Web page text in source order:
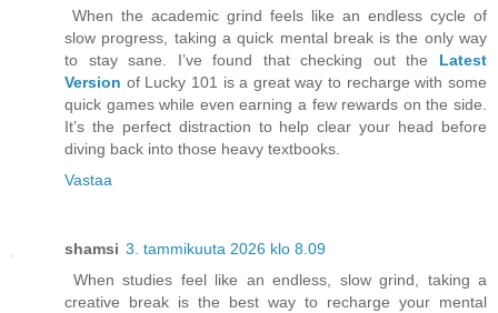
When the academic grind feels like an endless cycle of
slow progress, taking a quick mental break is the only way
to stay sane. I’ve found that checking out the
Latest
Version of Lucky 101 is a great way to recharge with some
quick games while even earning a few rewards on the side.
It’s the perfect distraction to help clear your head before
diving back into those heavy textbooks.
Vastaa
shamsi 3. tammikuuta 2026 klo 8.09
When studies feel like an endless, slow grind, taking a
creative break is the best way to recharge your mental